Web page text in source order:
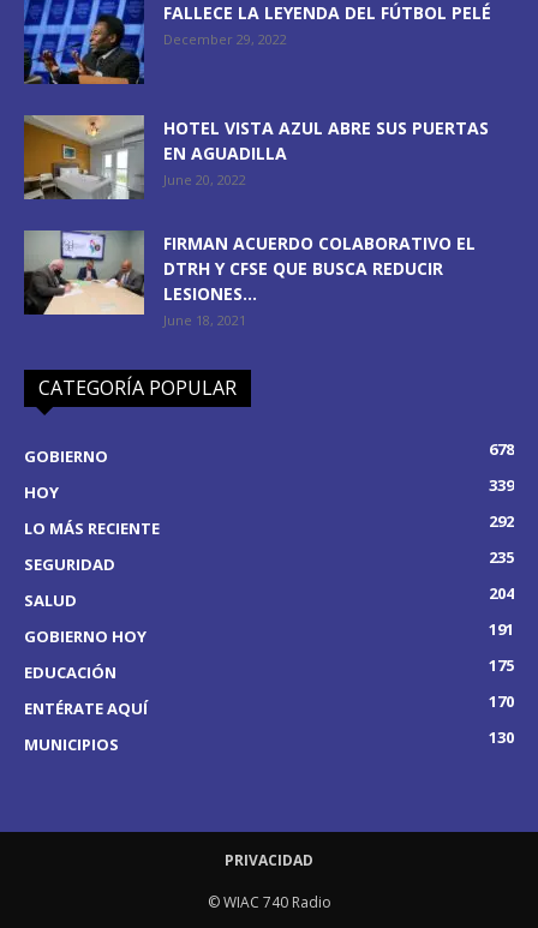
FALLECE LA LEYENDA DEL FÚTBOL PELÉ
December 29, 2022
HOTEL VISTA AZUL ABRE SUS PUERTAS
EN AGUADILLA
June 20, 2022
FIRMAN ACUERDO COLABORATIVO EL
DTRH Y CFSE QUE BUSCA REDUCIR
LESIONES...
June 18, 2021
CATEGORÍA POPULAR
GOBIERNO
678
HOY
339
LO MÁS RECIENTE
292
SEGURIDAD
235
SALUD
204
GOBIERNO HOY
191
EDUCACIÓN
175
ENTÉRATE AQUÍ
170
MUNICIPIOS
130
PRIVACIDAD
© WIAC 740 Radio